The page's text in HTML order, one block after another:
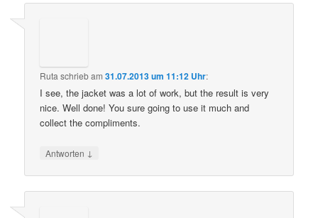
Ruta schriebam31.07.2013 um 11:12 Uhr:
I see, the jacket was a lot of work, but the result is very
nice. Well done! You sure going to use it much and
collect the compliments.
Antworten ↓